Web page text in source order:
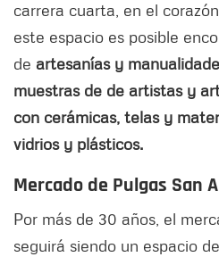
carrera cuarta, en el
este espacio es posible
de artesanías y
muestras de de artistas y
con cerámicas, telas y
vidrios y plásticos.
Mercado de Pulgas San
Por más de 30 años, el
seguirá siendo un espacio